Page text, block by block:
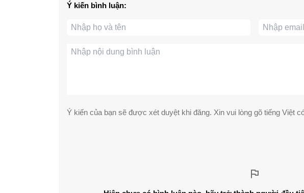
Ý kiến bình luận:
Ý kiến của bạn sẽ được xét duyệt khi đăng. Xin vui lòng gõ tiếng Việt